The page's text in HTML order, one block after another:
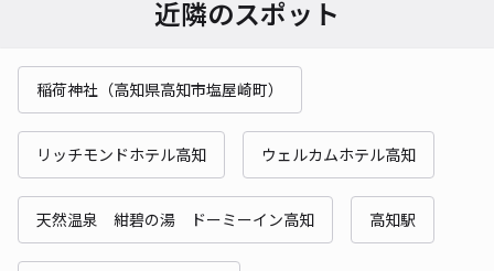
近隣のスポット
稲荷神社（高知県高知市塩屋崎町）
リッチモンドホテル高知 ウェルカムホテル高知
天然温泉 紺碧の湯 ドーミーイン高知 高知駅